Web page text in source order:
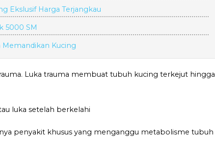
Ekslusif Harga Terjangkau
5000 SM
Memandikan Kucing
Luka trauma membuat tubuh kucing terkejut hingga
luka setelah berkelahi
penyakit khusus yang menganggu metabolisme tubuh